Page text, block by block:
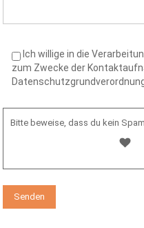
Ich willige in die
zum Zwecke der
Datenschutzgrundverordnung
Bitte beweise, dass du kein